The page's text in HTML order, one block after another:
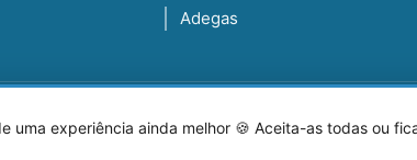
Adegas
uma experiência ainda melhor 🍪 Aceita-as todas ou